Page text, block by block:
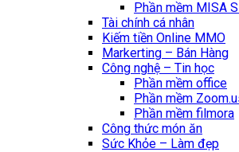
Phần mềm MISA
Tài chính cá nhân
Kiếm tiền Online MMO
Markerting – Bán Hàng
Công nghệ – Tin học
Phần mềm office
Phần mềm
Phần mềm filmora
Công thức món ăn
Sức Khỏe – Làm đẹp